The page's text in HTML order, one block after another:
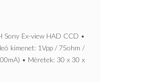
Sony Ex-view HAD CCD •
kimenet: 1Vpp / 75ohm /
• Méretek: 30 x 30 x